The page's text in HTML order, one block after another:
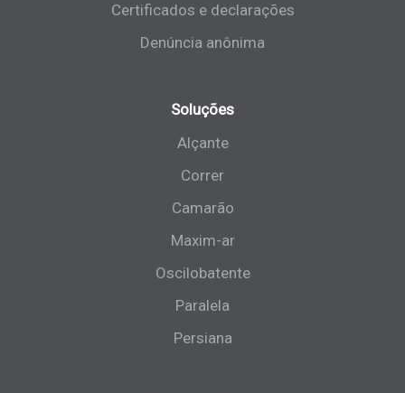
Certificados e declarações
Denúncia anônima
Soluções
Alçante
Correr
Camarão
Maxim-ar
Oscilobatente
Paralela
Persiana